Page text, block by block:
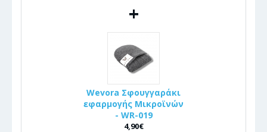
+
Wevora Σφουγγαράκι
εφαρμογής Μικροϊνών
- WR-019
4,90€